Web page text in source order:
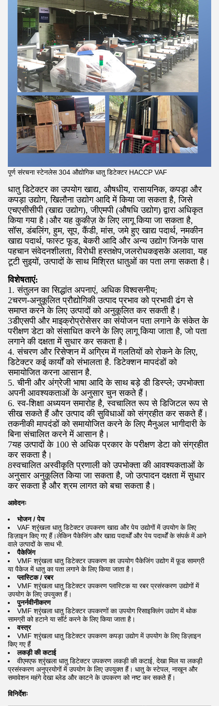
पूर्ण संरचना स्टेनलेस 304 औद्योगिक धातु डिटेक्टर HACCP VAF
धातु डिटेक्टर का उपयोग खाद्य, औषधीय, रासायनिक, कपड़ा और
कपड़ा उद्योग, खिलौना उद्योग आदि में किया जा सकता है, जिसे
एचएसीसीपी (खाद्य उद्योग), जीएमपी (औषधि उद्योग) द्वारा अधिकृत
किया गया है।और यह कुकीज़ के लिए लागू किया जा सकता है,
सॉस, डंबलिंग, हुम, सूप, कैंडी, मांस, जमे हुए खाद्य पदार्थ, नमकीन
खाद्य पदार्थ, फास्ट फूड, बेकरी आदि और अन्य उद्योग जिनके पास
पहचान संवेदनशीलता, विरोधी हस्तक्षेप,जलरोधकइसके अलावा, यह
टूटी सुइयों, उत्पादों के साथ मिश्रित धातुओं का पता लगा सकता है।
विशेषताएं:
1. संतुलन का सिद्धांत अपनाएं, अधिक विश्वसनीय;
2चरण-अनुकूलित प्रौद्योगिकी उत्पाद प्रभाव को प्रभावी ढंग से
समाप्त करने के लिए उत्पादों को अनुकूलित कर सकती है।
3डीएसपी और माइक्रोप्रोसेसर का संयोजन पता लगाने के संकेत के
परीक्षण डेटा को संसाधित करने के लिए लागू किया जाता है, जो पता
लगाने की दक्षता में सुधार कर सकता है।
4. संचरण और रिसेप्शन में अग्रिम में गलतियों को रोकने के लिए,
डिटेक्टर कई कार्यों को संभालता है. डिटेक्शन मापदंडों को
समायोजित करना आसान है.
5. चीनी और अंग्रेजी भाषा आदि के साथ बड़े डी डिस्प्ले; उपभोक्ता
अपनी आवश्यकताओं के अनुसार चुन सकते हैं।
6. स्व-शिक्षा अध्ययन समारोह है, स्वचालित रूप से डिजिटल रूप से
सीख सकते हैं और उत्पाद की सुविधाओं को संग्रहीत कर सकते हैं।
तकनीकी मापदंडों को समायोजित करने के लिए मैनुअल भागीदारी के
बिना संचालित करने में आसान है।
7यह उत्पादों के 100 से अधिक प्रकार के परीक्षण डेटा को संग्रहीत
कर सकता है।
8स्वचालित अस्वीकृति प्रणाली को उपभोक्ता की आवश्यकताओं के
अनुसार अनुकूलित किया जा सकता है, जो उत्पादन दक्षता में सुधार
कर सकता है और श्रम लागत को बचा सकता है।
आवेदनः
भोजन / पेय
VAF श्रृंखला धातु डिटेक्टर उपकरण खाद्य और पेय उद्योगों में उपयोग के लिए
डिज़ाइन किए गए हैं।लेकिन पैकेजिंग और खाद्य पदार्थों और पेय पदार्थों के संपर्क में आने
वाले उत्पादों के साथ भी.
पैकेजिंग
VMF श्रृंखला धातु डिटेक्टर उपकरण का उपयोग पैकेजिंग उद्योग में फ़ूड सामग्री
या पैकेज में धातु का पता लगाने के लिए किया जाता है।
प्लास्टिक / रबर
VMF श्रृंखला धातु डिटेक्टर उपकरण प्लास्टिक या रबर प्रसंस्करण उद्योगों में
उपयोग के लिए उपयुक्त हैं।
पुनर्नवीनीकरण
VMF श्रृंखला धातु डिटेक्टर उपकरणों का उपयोग रिसाइक्लिंग उद्योग में थोक
सामग्री को हटाने या सॉर्ट करने के लिए किया जाता है।
वस्त्र
VMF श्रृंखला धातु डिटेक्टर उपकरण कपड़ा उद्योग में उपयोग के लिए डिज़ाइन
किए गए हैं
लकड़ी की कटाई
वीएमएफ श्रृंखला धातु डिटेक्टर उपकरण लकड़ी की कटाई, देखा मिल या लकड़ी
प्रसंस्करण अनुप्रयोगों में उपयोग के लिए उपयुक्त हैं। धातु के स्टेपल, नाखून और
समावेशन महंगे देखा ब्लेड और काटने के उपकरण को नष्ट कर सकते हैं।
विनिर्देशः